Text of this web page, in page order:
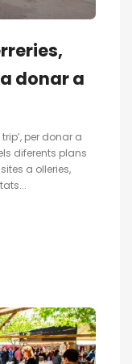
donar a
per donar a
diferents plans
a olleries,